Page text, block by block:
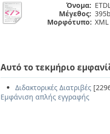
Όνομα:
Μέγεθος:
Μορφότυπο: XML
Αυτό το τεκμήριο
Διδακτορικές Διατριβές
Εμφάνιση απλής εγγραφής